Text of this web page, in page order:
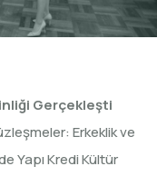
Gerçekleşti
Erkeklik ve
Yapı Kredi Kültür